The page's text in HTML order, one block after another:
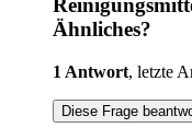
Ähnliches?
1 Antwort, letzte
Diese Frage